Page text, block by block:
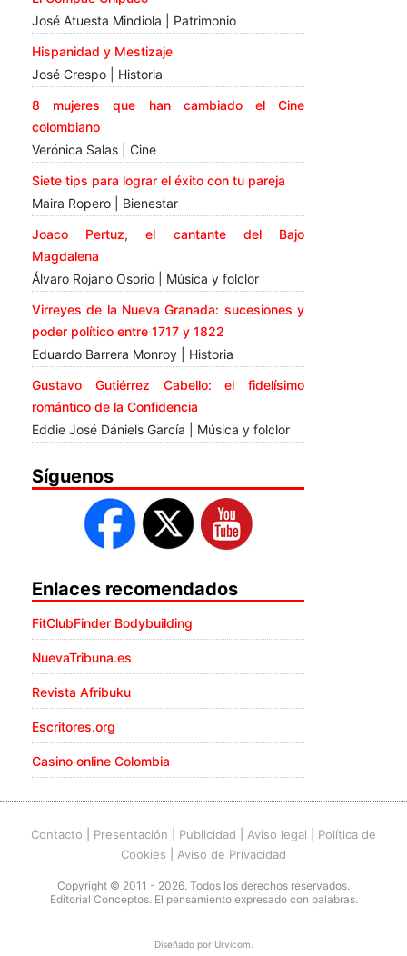
José Atuesta Mindiola | Patrimonio
Hispanidad y Mestizaje
José Crespo | Historia
8 mujeres que han cambiado el Cine
colombiano
Verónica Salas | Cine
Siete tips para lograr el éxito con tu pareja
Maira Ropero | Bienestar
Joaco Pertuz, el cantante del Bajo
Magdalena
Álvaro Rojano Osorio | Música y folclor
Virreyes de la Nueva Granada: sucesiones y
poder político entre 1717 y 1822
Eduardo Barrera Monroy | Historia
Gustavo Gutiérrez Cabello: el fidelísimo
romántico de la Confidencia
Eddie José Dániels García | Música y folclor
Síguenos
Enlaces recomendados
FitClubFinder Bodybuilding
NuevaTribuna.es
Revista Afribuku
Escritores.org
Casino online Colombia
Contacto Presentación Publicidad Aviso legal
Política de
Cookies
Aviso de Privacidad
Copyright © 2011 - 2026. Todos los derechos reservados.
Editorial Conceptos. El pensamiento expresado con palabras.
Diseñado por Urvicom